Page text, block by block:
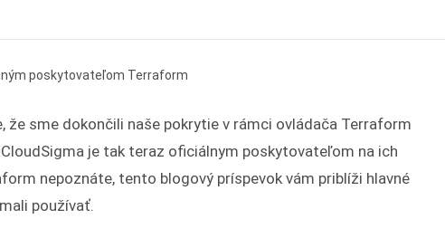
že sme dokončili naše pokrytie v rámci ovládača Terraform
CloudSigma je tak teraz oficiálnym poskytovateľom na ich
nepoznáte, tento blogový príspevok vám priblíži hlavné
používať.